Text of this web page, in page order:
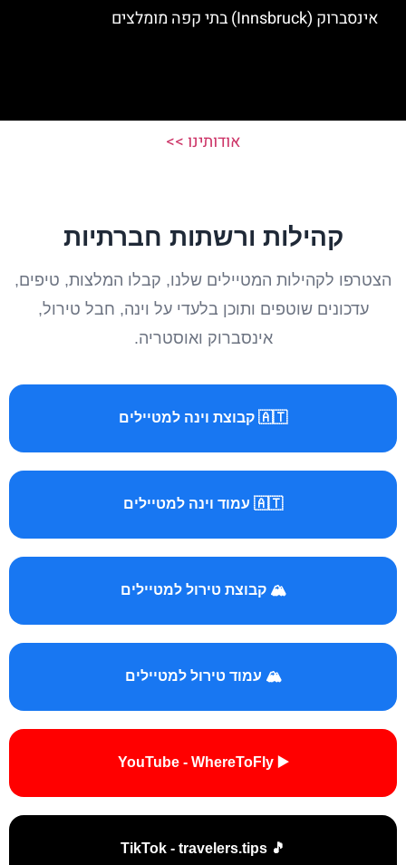
אינסברוק (Innsbruck) בתי קפה מומלצים
אודותינו >>
קהילות ורשתות חברתיות
הצטרפו לקהילות המטיילים שלנו, קבלו המלצות, טיפים,
עדכונים שוטפים ותוכן בלעדי על וינה, חבל טירול,
אינסברוק ואוסטריה.
🇦🇹 קבוצת וינה למטיילים
🇦🇹 עמוד וינה למטיילים
🏔️ קבוצת טירול למטיילים
🏔️ עמוד טירול למטיילים
▶️ YouTube - WhereToFly
🎵 TikTok - travelers.tips